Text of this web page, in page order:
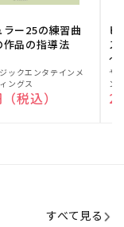
ラー25の練習曲
作品の指導法
ックエンタテインメ
ングス
税込）
ピ
ス
～
販
売
元:
ヤ
ン
すべて見る